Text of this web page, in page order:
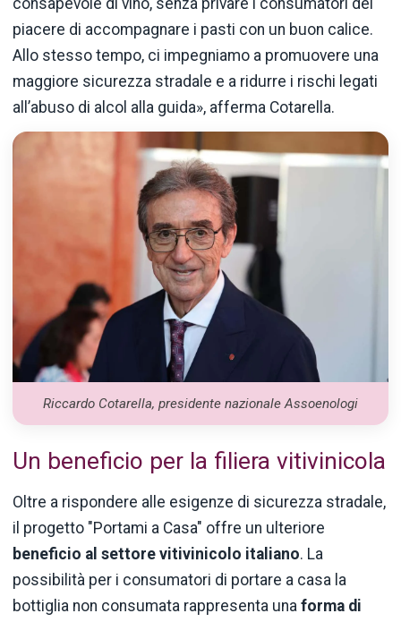
piacere di accompagnare i pasti con un buon calice.
Allo stesso tempo, ci impegniamo a promuovere una
maggiore sicurezza stradale e a ridurre i rischi legati
all’abuso di alcol alla guida», afferma Cotarella.
Riccardo Cotarella, presidente nazionale Assoenologi
Un beneficio per la filiera vitivinicola
Oltre a rispondere alle esigenze di sicurezza stradale,
il progetto "Portami a Casa" offre un ulteriore
beneficio al settore vitivinicolo italiano. La
possibilità per i consumatori di portare a casa la
bottiglia non consumata rappresenta una forma di